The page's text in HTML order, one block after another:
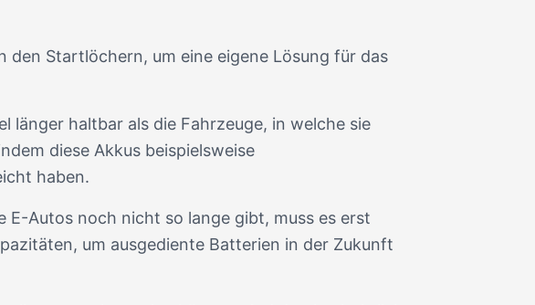
den Startlöchern, um eine eigene Lösung für das
länger haltbar als die Fahrzeuge, in welche sie
diese Akkus beispielsweise
haben.
E-Autos noch nicht so lange gibt, muss es erst
um ausgediente Batterien in der Zukunft